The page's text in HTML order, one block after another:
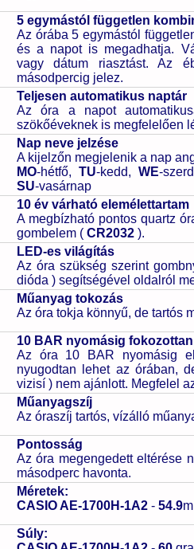
5 egymástól független
Az órába 5 egymástól
és a napot is megadhatja.
vagy dátum riasztást. Az
másodpercig jelez.
Teljesen automatikus naptár
Az óra a napot
szökőéveknek is megfelelően
Nap neve jelzése
A kijelzőn megjelenik a nap
MO-hétfő,TU-kedd,WE-
SU-vasárnap
10 év várható elemélettartam
A megbízható pontos quartz
gombelem ( CR2032 ).
LED-es világítás
Az óra szükség szerint
dióda ) segítségével oldalról
Műanyag tokozás
Az óra tokja könnyű, de tartós
10 BAR nyomásig
Az óra 10 BAR nyomásig
nyugodtan lehet az órában,
vizisí ) nem ajánlott. Megfelel
Műanyagszíj
Az óraszíj tartós, vízálló
Pontosság
Az óra megengedett eltérése
másodperc havonta.
Méretek:
CASIO AE-1700H-1A2 - 54.9
Súly: